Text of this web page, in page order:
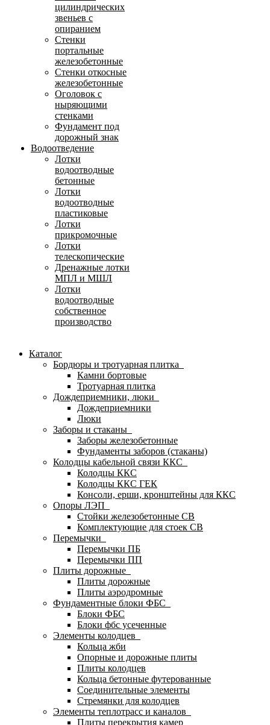
цилиндрических
звеньев с
опиранием
Стенки
портальные
железобетонные
Стенки откосные
железобетонные
Оголовок с
ныряющими
стенками
Фундамент под
дорожный знак
Водоотведение
Лотки
водоотводные
бетонные
Лотки
водоотводные
пластиковые
Лотки
прикромочные
Лотки
телескопические
Дренажные лотки
МПЛ и МШЛ
Лотки
водоотводные
собственное
производство
Каталог
Бордюры и тротуарная плитка
Камни бортовые
Тротуарная плитка
Дождеприемники, люки
Дождеприемники
Люки
Заборы и стаканы
Заборы железобетонные
Фундаменты заборов (стаканы)
Колодцы кабельной связи ККС
Колодцы ККС
Колодцы ККС ГЕК
Консоли, ерши, кронштейны для ККС
Опоры ЛЭП
Стойки железобетонные СВ
Комплектующие для стоек СВ
Перемычки
Перемычки ПБ
Перемычки ПП
Плиты дорожные
Плиты дорожные
Плиты аэродромные
Фундаментные блоки ФБС
Блоки ФБС
Блоки фбс усеченные
Элементы колодцев
Кольца жби
Опорные и дорожные плиты
Плиты колодцев
Кольца бетонные футерованные
Соединительные элементы
Стремянки для колодцев
Элементы теплотрасс и каналов
Плиты перекрытия камер